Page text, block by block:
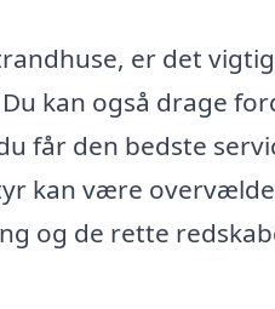
er det
kan også drage
får den bedste
kan være
og de rette